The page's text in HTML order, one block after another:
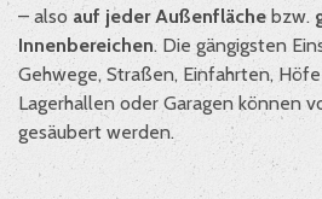
– also auf jeder Außenflächebzw.
Innenbereichen. Die gängigsten
Gehwege, Straßen, Einfahrten,
Lagerhallen oder Garagen können
gesäubert werden.